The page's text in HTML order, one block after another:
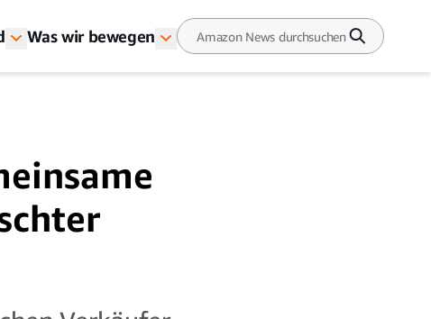
Was wir bewegen